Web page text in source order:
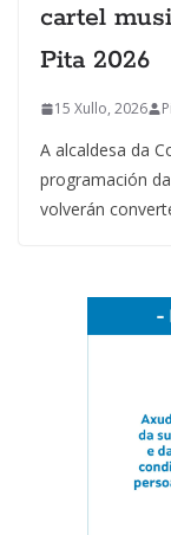
cartel
Pita 2026
15 Xullo, 2026
A alcaldesa da
programación
volverán